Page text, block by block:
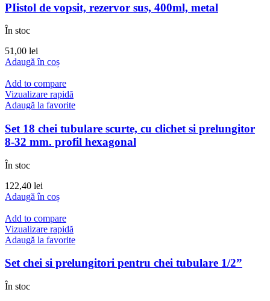
PIistol de vopsit, rezervor sus, 400ml, metal
În stoc
51,00 lei
Adaugă în coș
Add to compare
Vizualizare rapidă
Adaugă la favorite
Set 18 chei tubulare scurte, cu clichet si prelungitor
8-32 mm. profil hexagonal
În stoc
122,40 lei
Adaugă în coș
Add to compare
Vizualizare rapidă
Adaugă la favorite
Set chei si prelungitori pentru chei tubulare 1/2”
În stoc